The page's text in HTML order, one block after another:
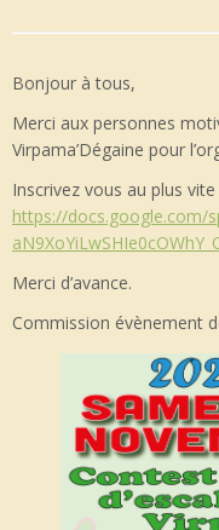
Bonjour à tous,
Merci aux personnes
Virpama’Dégaine pour
Inscrivez vous au plus
https://docs.google.com/
Merci d’avance.
Commission évènement